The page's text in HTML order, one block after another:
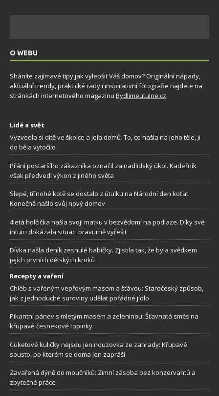
O WEBU
Sháníte zajímavé tipy jak vylepšit Váš domov? Originální nápady,
aktuální trendy, praktické rady i inspirativní fotografie najdete na
stránkách internetového magazínu Bydlimeutulne.cz.
Lidé a svět
Vyzvedla si dítě ve školce a jela domů. To, co našla na jeho těle, ji
do běla vytočilo
Přání postaršího zákazníka označil za nadlidský úkol. Kadeřník
však předvedl výkon z jiného světa
Slepé, třínohé kotě se dostalo z útulku na Národní den koťat.
Konečně našlo svůj nový domov
4letá holčička našla svoji matku v bezvědomí na podlaze. Díky své
intuici dokázala situaci bravurně vyřešit
Dívka našla deník zesnulé babičky. Zjistila tak, že byla svědkem
jejích prvních dětských kroků
Recepty a vaření
Chléb s vařeným vepřovým masem a šťávou: Staročeský způsob,
jak z jednoduché suroviny udělat pořádné jídlo
Pikantní pánev s mletým masem a zeleninou: Šťavnatá směs na
křupavé česnekové topinky
Cuketové kuličky nejsou jen nouzovka ze zahrady: Křupavé
sousto, po kterém se doma jen zapráší
Zavařená dýně do moučníků: Zimní zásoba bez konzervantů a
zbytečné práce